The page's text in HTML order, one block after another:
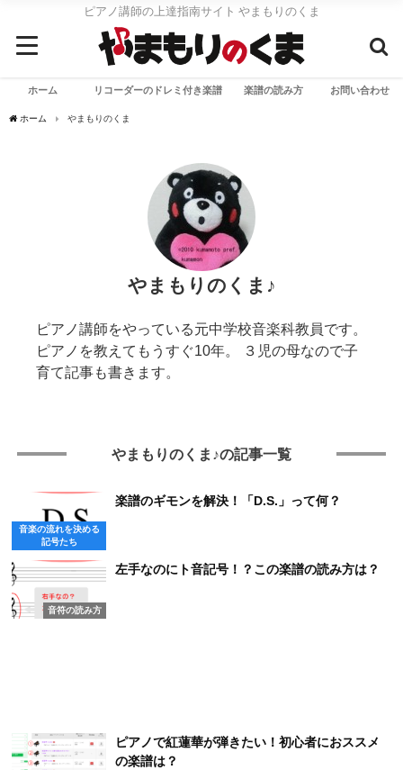
ピアノ講師の上達指南サイト やまもりのくま
ホーム リコーダーのドレミ付き楽譜 楽譜の読み方 お問い合わせ
ホーム やまもりのくま
やまもりのくま♪
ピアノ講師をやっている元中学校音楽科教員です。
ピアノを教えてもうすぐ10年。 ３児の母なので子
育て記事も書きます。
やまもりのくま♪の記事一覧
音楽の流れを決める
記号たち
楽譜のギモンを解決！「D.S.」って何？
音符の読み方
左手なのにト音記号！？この楽譜の読み方は？
ピアノで紅蓮華が弾きたい！初心者におススメ
の楽譜は？